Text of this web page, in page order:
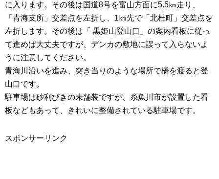
に入ります。その後は国道8号を富山方面に5.5㎞走り、
「青海支所」交差点を左折し、1㎞先で「北杜町」交差点を
左折します。その後は「 黒姫山登山口」の案内看板に従っ
て進めば大丈夫ですが、デンカの敷地に誤って入らないよ
うに注意してください。
青海川沿いを進み、突き当りのような場所で橋を渡ると登
山口です。
駐車場は砂利びきの未舗装ですが、糸魚川市が設置した看
板などもあって、きれいに整備されている駐車場です。
スポンサーリンク